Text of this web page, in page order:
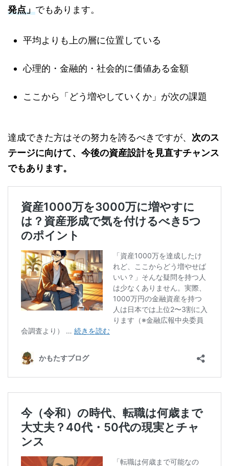
発点」でもあります。
平均よりも上の層に位置している
心理的・金融的・社会的に価値ある金額
ここから「どう増やしていくか」が次の課題
達成できた方はその努力を誇るべきですが、 次のス
テージに向けて、今後の資産設計を見直すチャンス
でもあります。